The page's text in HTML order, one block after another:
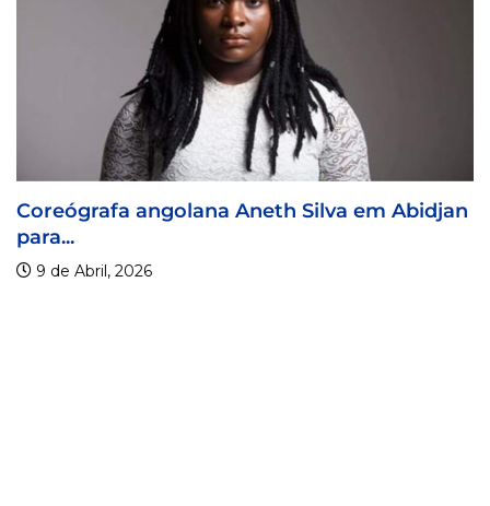
angolana Aneth Silva em Abidjan
2026
Visa